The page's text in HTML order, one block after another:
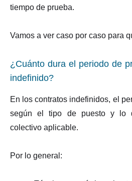
tiempo de prueba.
Vamos a ver caso por caso para
¿Cuánto dura el periodo de
indefinido?
En los contratos indefinidos, el
según el tipo de puesto y lo
colectivo aplicable.
Por lo general: